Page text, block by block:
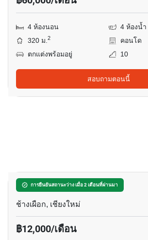
4 ห้องนอน
4 ห้องน้ำ
320 ม.2
คอนโด
ตกแต่งพร้อมอยู่
10
สอบถามตอนนี้
การยืนยันสถานะว่าง เมื่อ 2 เดือนที่ผ่านมา
ฮิลล์ไซด์ คอนโดมิเนียม 4
ช้างเผือก, เชียงใหม่
฿12,000/เดือน